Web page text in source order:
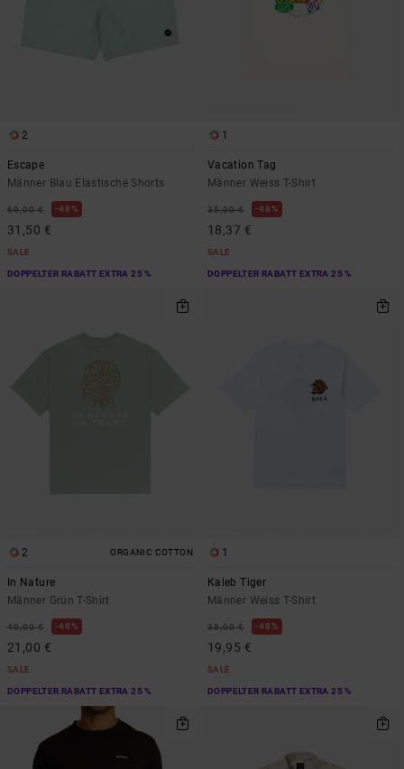
2
Escape
Männer Blau Elastische Shorts
60,00 € 48%
31,50 €
SALE
DOPPELTER RABATT EXTRA 25 %
1
Vacation Tag
Männer Weiss T-Shirt
35,00 € 48%
18,37 €
SALE
DOPPELTER RABATT EXTRA 25 %
2 ORGANIC COTTON
In Nature
Männer Grün T-Shirt
40,00 € 48%
21,00 €
SALE
DOPPELTER RABATT EXTRA 25 %
1
Kaleb Tiger
Männer Weiss T-Shirt
38,00 € 48%
19,95 €
SALE
DOPPELTER RABATT EXTRA 25 %